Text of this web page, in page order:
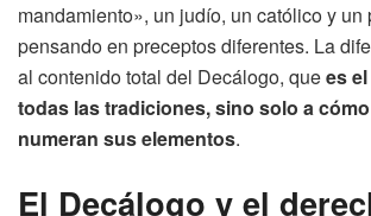
mandamiento», un judío, un católico y un
pensando en preceptos diferentes. La
al contenido total del Decálogo, quees
todas las tradiciones, sino solo a
numeran sus elementos.
El Decálogo y el